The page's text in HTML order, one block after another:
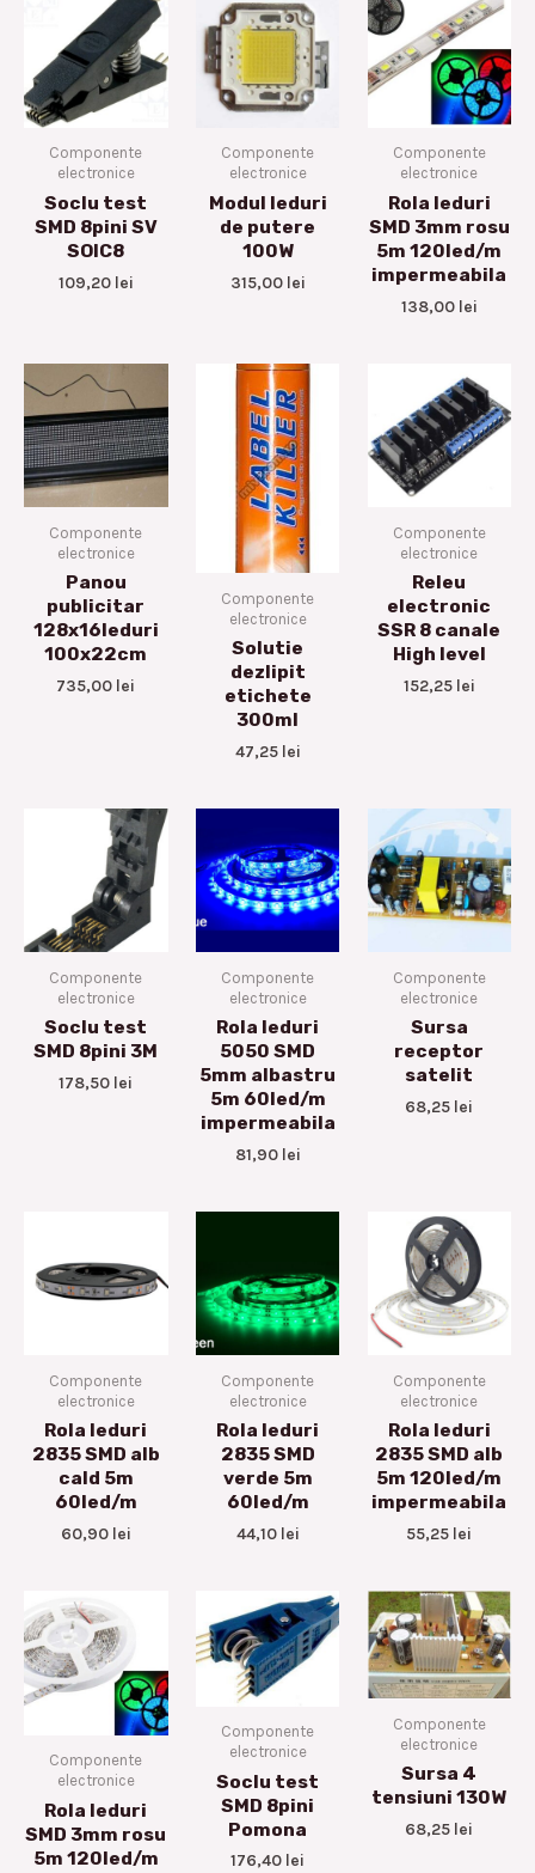
Componente
electronice
Soclu test
SMD 8pini SV
SOIC8
109,20 lei
Componente
electronice
Modul leduri
de putere
100W
315,00 lei
Componente
electronice
Rola leduri
SMD 3mm rosu
5m 120led/m
impermeabila
138,00 lei
Componente
electronice
Panou
publicitar
128x16leduri
100x22cm
735,00 lei
Componente
electronice
Solutie
dezlipit
etichete
300ml
47,25 lei
Componente
electronice
Releu
electronic
SSR 8 canale
High level
152,25 lei
Componente
electronice
Soclu test
SMD 8pini 3M
178,50 lei
Componente
electronice
Rola leduri
5050 SMD
5mm albastru
5m 60led/m
impermeabila
81,90 lei
Componente
electronice
Sursa
receptor
satelit
68,25 lei
Componente
electronice
Rola leduri
2835 SMD alb
cald 5m
60led/m
60,90 lei
Componente
electronice
Rola leduri
2835 SMD
verde 5m
60led/m
44,10 lei
Componente
electronice
Rola leduri
2835 SMD alb
5m 120led/m
impermeabila
55,25 lei
Componente
electronice
Rola leduri
SMD 3mm rosu
5m 120led/m
Componente
electronice
Soclu test
SMD 8pini
Pomona
176,40 lei
Componente
electronice
Sursa 4
tensiuni 130W
68,25 lei